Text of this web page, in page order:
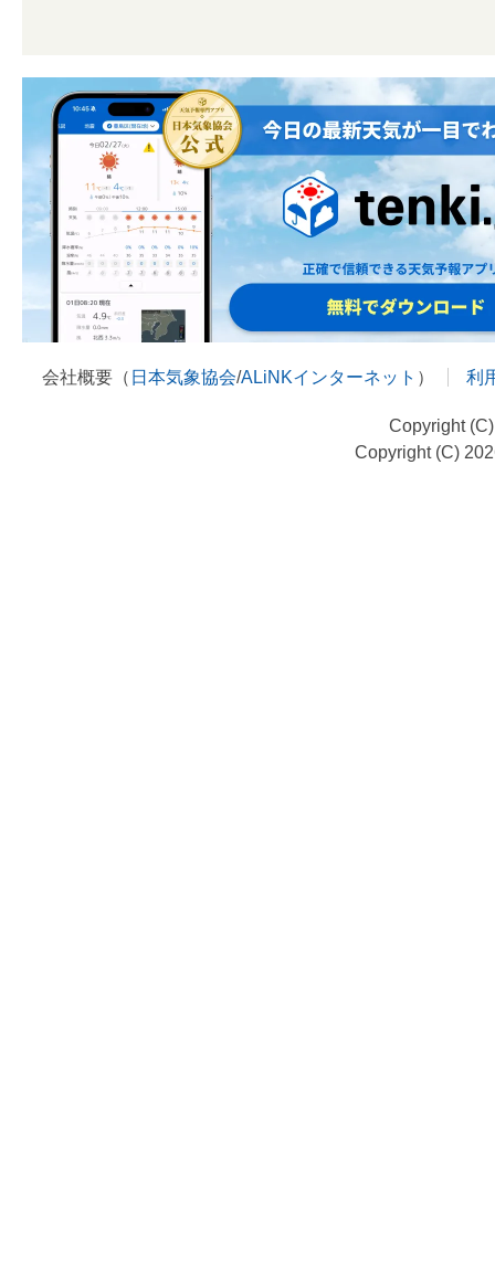
会社概要（ 日本気象協会/ALiNKインターネット ） 利
Copyright
Copyright (C)